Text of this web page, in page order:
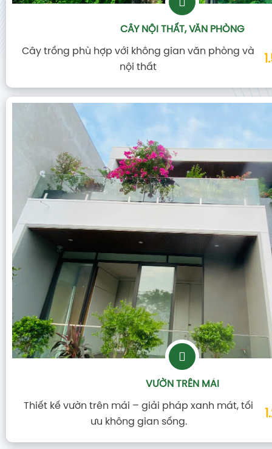
CÂY NỘI THẤT, VĂN PHÒNG
Cây trồng phù hợp với không gian văn phòng và
nội thất
VƯỜN TRÊN MÁI
Thiết kế vườn trên mái – giải pháp xanh mát, tối
ưu không gian sống.